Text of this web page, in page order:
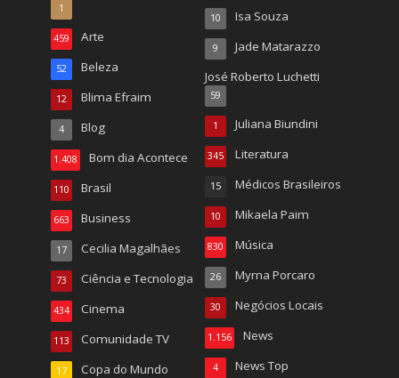
1
Arte
459
Beleza
52
Blima Efraim
12
Blog
4
Bom dia Acontece
1.408
Brasil
110
Business
663
Cecilia Magalhães
17
Ciência e Tecnologia
73
Cinema
434
Comunidade TV
113
Copa do Mundo
17
Isa Souza
10
Jade Matarazzo
9
José Roberto Luchetti
59
Juliana Biundini
1
Literatura
345
Médicos Brasileiros
15
Mikaela Paim
10
Música
830
Myrna Porcaro
26
Negócios Locais
30
News
1.156
News Top
4